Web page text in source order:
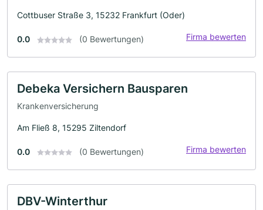
Cottbuser Straße 3, 15232 Frankfurt (Oder)
0.0 (0 Bewertungen) Firma bewerten
Debeka Versichern Bausparen
Krankenversicherung
Am Fließ 8, 15295 Ziltendorf
0.0 (0 Bewertungen) Firma bewerten
DBV-Winterthur